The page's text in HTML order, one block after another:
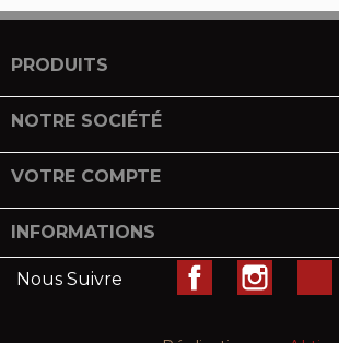
PRODUITS
NOTRE SOCIÉTÉ
VOTRE COMPTE
INFORMATIONS
Nous Suivre Facebook